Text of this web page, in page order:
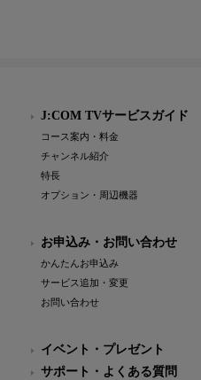
J:COM TVサービスガイド
コース案内・料金
チャンネル紹介
特長
オプション・周辺機器
お申込み・お問い合わせ
かんたんお申込み
サービス追加・変更
お問い合わせ
イベント・プレゼント
サポート・よくある質問